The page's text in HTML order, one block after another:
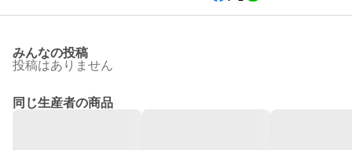
みんなの投稿
投稿はありません
同じ生産者の商品